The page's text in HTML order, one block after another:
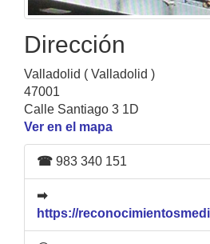
Dirección
Valladolid ( Valladolid )
47001
Calle Santiago 3 1D
Ver en el mapa
☎ 983 340 151
➡
https://